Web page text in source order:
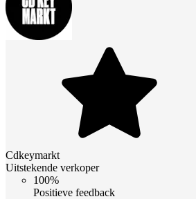
Cdkeymarkt
Uitstekende verkoper
100%
Positieve feedback